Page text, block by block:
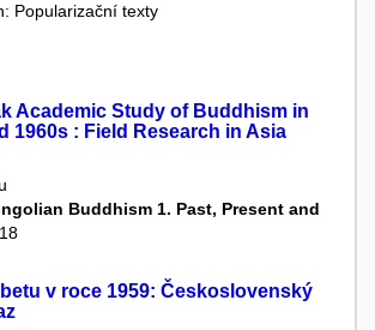
Popularizační texty
Academic Study of Buddhism in
1960s : Field Research in Asia
Buddhism 1. Past, Present and
v roce 1959: Československý